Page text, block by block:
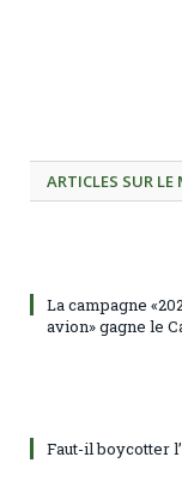
ARTICLES SUR LE
La campagne
avion» gagne le
Faut-il boycotter